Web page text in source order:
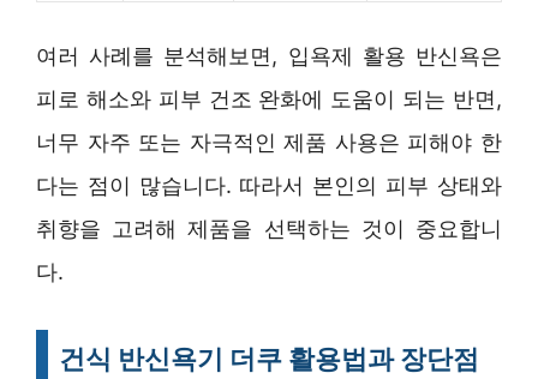
여러 사례를 분석해보면, 입욕제 활용 반신욕은
피로 해소와 피부 건조 완화에 도움이 되는 반면,
너무 자주 또는 자극적인 제품 사용은 피해야 한
다는 점이 많습니다. 따라서 본인의 피부 상태와
취향을 고려해 제품을 선택하는 것이 중요합니
다.
건식 반신욕기 더쿠 활용법과 장단점